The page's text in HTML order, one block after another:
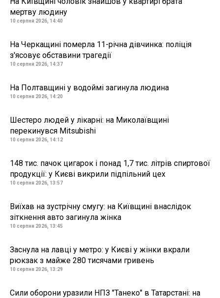
мертву людину
10 серпня 2026, 14:40
На Черкащині померла 11-річна дівчинка: поліція
з'ясовує обставини трагедії
10 серпня 2026, 14:37
На Полтавщині у водоймі загинула людина
10 серпня 2026, 14:20
Шестеро людей у лікарні: на Миколаївщині
перекинувся Mitsubishi
10 серпня 2026, 14:12
148 тис. пачок цигарок і понад 1,7 тис. літрів спиртової
продукції: у Києві викрили підпільний цех
10 серпня 2026, 13:57
Виїхав на зустрічну смугу: на Київщині внаслідок
зіткнення авто загинула жінка
10 серпня 2026, 13:45
Заснула на лавці у метро: у Києві у жінки вкрали
рюкзак з майже 280 тисячами гривень
10 серпня 2026, 13:29
Сили оборони уразили НПЗ "Танеко" в Татарстані: на